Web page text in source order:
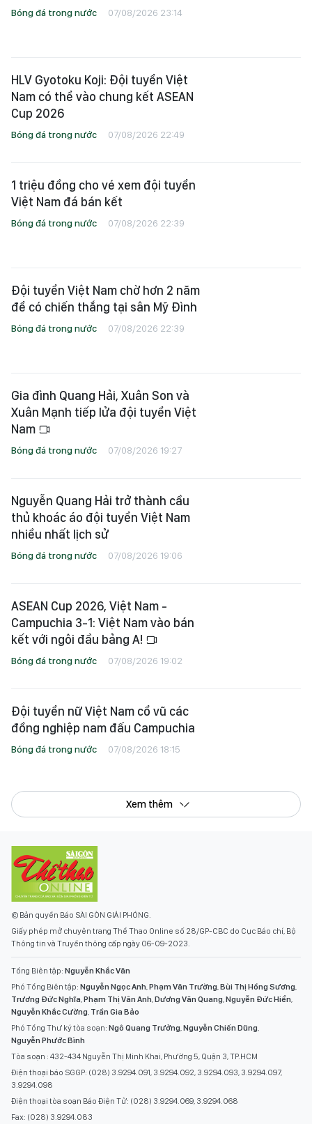
Bóng đá trong nước 07/08/2026 23:14
HLV Gyotoku Koji: Đội tuyển Việt
Nam có thể vào chung kết ASEAN
Cup 2026
Bóng đá trong nước 07/08/2026 22:49
1 triệu đồng cho vé xem đội tuyển
Việt Nam đá bán kết
Bóng đá trong nước 07/08/2026 22:39
Đội tuyển Việt Nam chờ hơn 2 năm
để có chiến thắng tại sân Mỹ Đình
Bóng đá trong nước 07/08/2026 22:39
Gia đình Quang Hải, Xuân Son và
Xuân Mạnh tiếp lửa đội tuyển Việt
Nam
Bóng đá trong nước 07/08/2026 19:27
Nguyễn Quang Hải trở thành cầu
thủ khoác áo đội tuyển Việt Nam
nhiều nhất lịch sử
Bóng đá trong nước 07/08/2026 19:06
ASEAN Cup 2026, Việt Nam -
Campuchia 3-1: Việt Nam vào bán
kết với ngôi đầu bảng A!
Bóng đá trong nước 07/08/2026 19:02
Đội tuyển nữ Việt Nam cổ vũ các
đồng nghiệp nam đấu Campuchia
Bóng đá trong nước 07/08/2026 18:15
Xem thêm
© Bản quyền Báo SÀI GÒN GIẢI PHÓNG.
Giấy phép mở chuyên trang Thể Thao Online số 28/GP-CBC do Cục Báo chí, Bộ
Thông tin và Truyền thông cấp ngày 06-09-2023.
Tổng Biên tập: Nguyễn Khắc Văn
Phó Tổng Biên tập: Nguyễn Ngọc Anh,Phạm Văn Trường,Bùi Thị Hồng Sương,
Trương Đức Nghĩa,Phạm Thị Vân Anh,Dương Văn Quang,Nguyễn Đức Hiển,
Nguyễn Khắc Cường, Trần Gia Bảo
Phó Tổng Thư ký tòa soạn: Ngô Quang Trưởng,Nguyễn Chiến Dũng,
Nguyễn Phước Bình
Tòa soạn : 432-434 Nguyễn Thị Minh Khai, Phường 5, Quận 3, TP.HCM
Điện thoại báo SGGP: (028) 3.9294.091, 3.9294.092, 3.9294.093, 3.9294.097,
3.9294.098
Điện thoại tòa soạn Báo Điện Tử: (028) 3.9294.069, 3.9294.068
Fax: (028) 3.9294.083